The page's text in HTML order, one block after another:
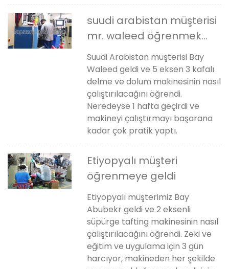
suudi arabistan müşterisi
mr. waleed öğrenmek
için geldi
Suudi Arabistan müşterisi Bay
Waleed geldi ve 5 eksen 3 kafalı
delme ve dolum makinesinin nasıl
çalıştırılacağını öğrendi.
Neredeyse 1 hafta geçirdi ve
makineyi çalıştırmayı başarana
kadar çok pratik yaptı.
Etiyopyalı müşteri
öğrenmeye geldi
Etiyopyalı müşterimiz Bay
Abubekr geldi ve 2 eksenli
süpürge tafting makinesinin nasıl
çalıştırılacağını öğrendi. Zeki ve
eğitim ve uygulama için 3 gün
harcıyor, makineden her şekilde